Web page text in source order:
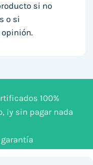
si no
o si
100%
¡y sin pagar nada